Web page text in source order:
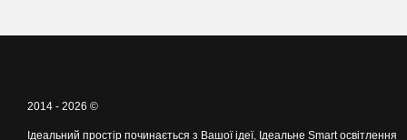
2014 - 2026 ©
Ідеальний простір починається з Вашої ідеї, Ідеальне Smart освітлення